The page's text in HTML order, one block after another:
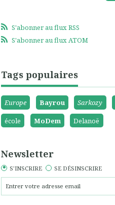
S'abonner au flux RSS
S'abonner au flux ATOM
Tags populaires
Europe Bayrou Sarkozy
école
MoDem Delanoë
Newsletter
S'INSCRIRE SE DÉSINSCRIRE